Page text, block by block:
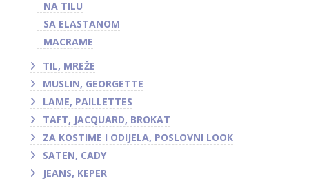
NA TILU
SA ELASTANOM
MACRAME
TIL, MREŽE
MUSLIN, GEORGETTE
LAME, PAILLETTES
TAFT, JACQUARD, BROKAT
ZA KOSTIME I ODIJELA, POSLOVNI LOOK
SATEN, CADY
JEANS, KEPER